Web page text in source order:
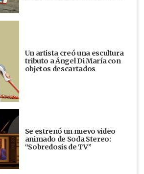
Un artista creó una escultura
tributo a Ángel Di María con
objetos descartados
Se estrenó un nuevo video
animado de Soda Stereo:
“Sobredosis de TV”